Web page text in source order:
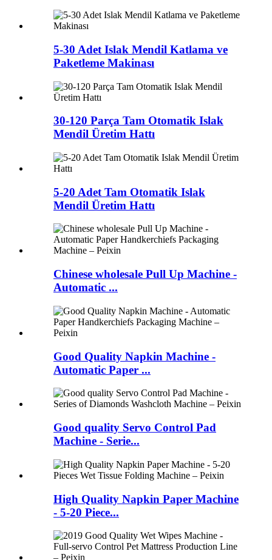
5-30 Adet Islak Mendil Katlama ve
Paketleme Makinası
30-120 Parça Tam Otomatik Islak
Mendil Üretim Hattı
5-20 Adet Tam Otomatik Islak
Mendil Üretim Hattı
Chinese wholesale Pull Up Machine -
Automatic ...
Good Quality Napkin Machine -
Automatic Paper ...
Good quality Servo Control Pad
Machine - Serie...
High Quality Napkin Paper Machine
- 5-20 Piece...